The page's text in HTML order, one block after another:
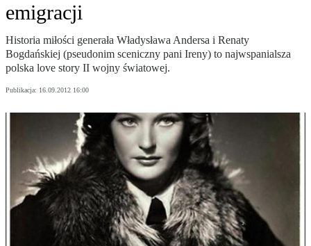
emigracji
Historia miłości generała Władysława Andersa i Renaty
Bogdańskiej (pseudonim sceniczny pani Ireny) to najwspanialsza
polska love story II wojny światowej.
Publikacja: 16.09.2012 16:00